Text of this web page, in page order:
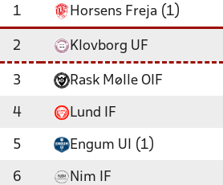
1 Horsens Freja (1)
2 Klovborg UF
3 Rask Mølle OIF
4 Lund IF
5 Engum UI (1)
6 Nim IF